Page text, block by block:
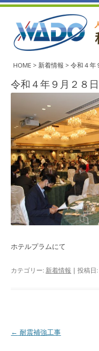
HOME > 新着情報 >令和４
令和４年９月２８
ホテルプラムにて
カテゴリー: 新着情報 | 投稿
投
← 耐震補強工事